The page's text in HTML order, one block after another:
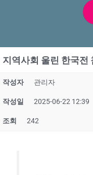
지역사회 울린 한국전
작성자 관리자
작성일 2025-06-22 12:39
조회 242